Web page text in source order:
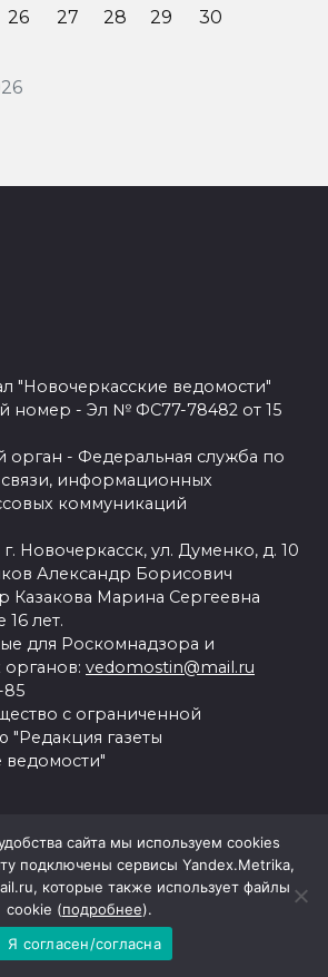
26 27 28 29
30
"Новочеркасские ведомости"
номер - Эл № ФС77-78482 от 15
- Федеральная служба по
информационных
коммуникаций
Новочеркасск, ул. Думенко, д. 10
Александр Борисович
Казакова Марина Сергеевна
лет.
для Роскомнадзора и
органов: vedomostin@mail.ru
85
с ограниченной
"Редакция газеты
ведомости"
Yandex.Metrika, LiveInternet,
и защиты
сайта мы используем cookies
подключены сервисы Yandex.Metrika,
которые также использует файлы
cookie (подробнее).
Я согласен/согласна